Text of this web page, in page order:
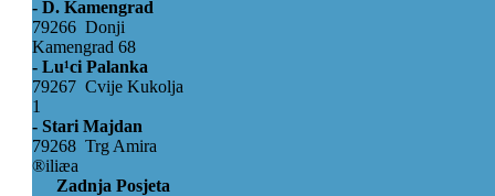
- D. Kamengrad
79266 Donji
Kamengrad 68
- Lu¹ci Palanka
79267 Cvije Kukolja
1
- Stari Majdan
79268 Trg Amira
®iliæa
Zadnja Posjeta